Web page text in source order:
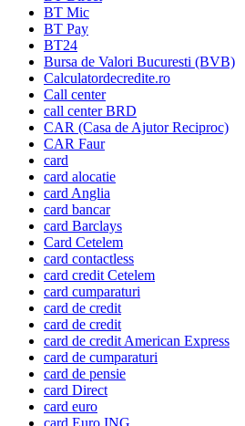
BT Mic
BT Pay
BT24
Bursa de Valori Bucuresti (BVB)
Calculatordecredite.ro
Call center
call center BRD
CAR (Casa de Ajutor Reciproc)
CAR Faur
card
card alocatie
card Anglia
card bancar
card Barclays
Card Cetelem
card contactless
card credit Cetelem
card cumparaturi
card de credit
card de credit
card de credit American Express
card de cumparaturi
card de pensie
card Direct
card euro